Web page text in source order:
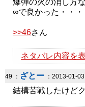
爆弾の火の消し方
∞で良かった・・・
>>46さん
ネタバレ内容を
49 ： ざとー ：2013-01-
結構苦戦したけど